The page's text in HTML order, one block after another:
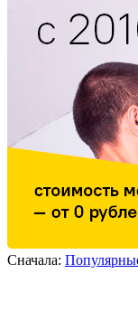
Сначала: